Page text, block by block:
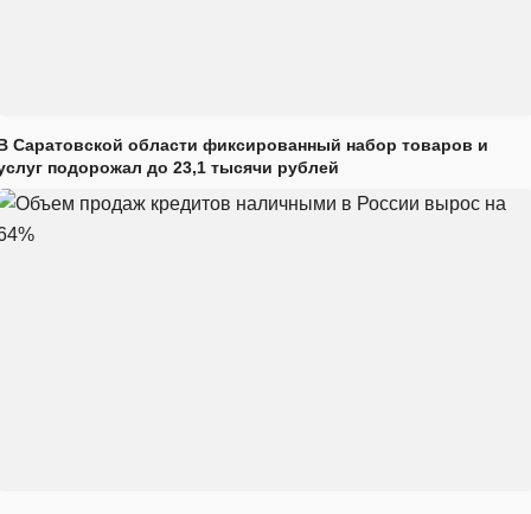
Саратовской области фиксированный набор товаров и
подорожал до 23,1 тысячи рублей